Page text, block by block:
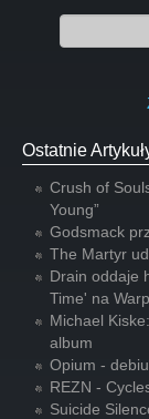
Ostatnie
Crush of
Young”
Godsmack
The Martyr
Drain oddaje
Time' na
Michael
album
Opium -
REZN -
Suicide